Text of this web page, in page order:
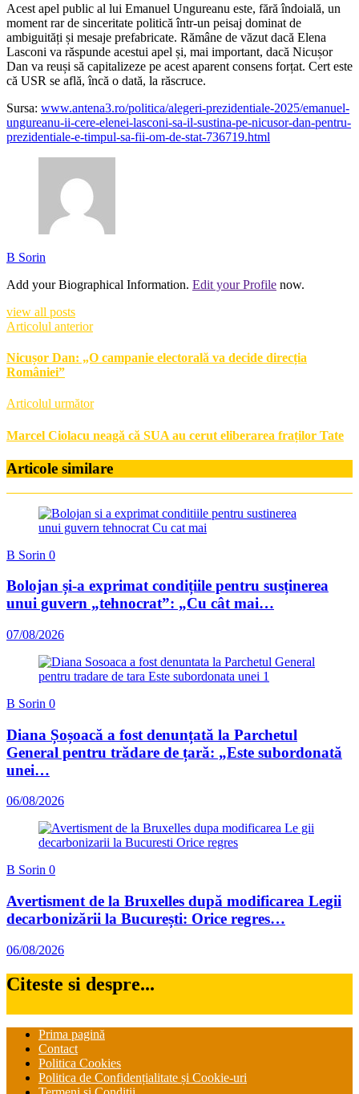
Acest apel public al lui Emanuel Ungureanu este, fără îndoială, un
moment rar de sinceritate politică într-un peisaj dominat de
ambiguități și mesaje prefabricate. Rămâne de văzut dacă Elena
Lasconi va răspunde acestui apel și, mai important, dacă Nicușor
Dan va reuși să capitalizeze pe acest aparent consens forțat. Cert este
că USR se află, încă o dată, la răscruce.
Sursa: www.antena3.ro/politica/alegeri-prezidentiale-2025/emanuel-
ungureanu-ii-cere-elenei-lasconi-sa-il-sustina-pe-nicusor-dan-pentru-
prezidentiale-e-timpul-sa-fii-om-de-stat-736719.html
B Sorin
Add your Biographical Information. Edit your Profile now.
view all posts
Articolul anterior
Nicușor Dan: „O campanie electorală va decide direcția
României”
Articolul următor
Marcel Ciolacu neagă că SUA au cerut eliberarea fraților Tate
Articole similare
B Sorin 0
Bolojan și-a exprimat condițiile pentru susținerea
unui guvern „tehnocrat”: „Cu cât mai…
07/08/2026
B Sorin 0
Diana Șoșoacă a fost denunțată la Parchetul
General pentru trădare de țară: „Este subordonată
unei…
06/08/2026
B Sorin 0
Avertisment de la Bruxelles după modificarea Legii
decarbonizării la București: Orice regres…
06/08/2026
Citeste si despre...
Prima pagină
Contact
Politica Cookies
Politica de Confidențialitate și Cookie-uri